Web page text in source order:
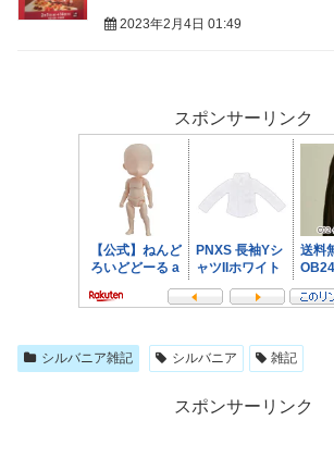
2023年2月4日 01:49
スポンサーリンク
シルバニア雑記 シルバニア 雑記
スポンサーリンク